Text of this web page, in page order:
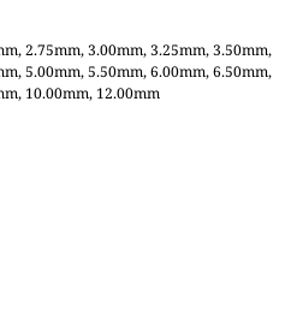
2.75mm, 3.00mm, 3.25mm, 3.50mm,
5.00mm, 5.50mm, 6.00mm, 6.50mm,
10.00mm, 12.00mm